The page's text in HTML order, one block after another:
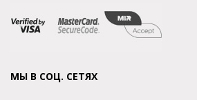
МЫ В СОЦ. СЕТЯХ